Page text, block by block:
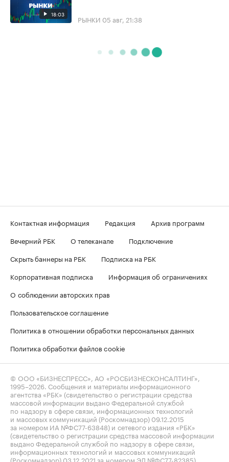
18:03 РЫНКИ 05 авг, 21:38
Контактная информация Редакция
Архив программ
Вечерний РБК
О телеканале
Подключение
Скрыть баннеры на РБК
Подписка на РБК
Корпоративная подписка
Информация об ограничениях
О соблюдении авторских прав
Пользовательское соглашение
Политика в отношении обработки персональных данных
Политика обработки файлов cookie
© ООО «БИЗНЕСПРЕСС», АО «РОСБИЗНЕСКОНСАЛТИНГ»,
1995–2026 . Сообщения и материалы информационного
агентства «РБК» (свидетельство о регистрации средства
массовой информации выдано Федеральной службой
по надзору в сфере связи, информационных технологий
и массовых коммуникаций (Роскомнадзор) 09.12.2015
за номером ИА №ФС77-63848) и сетевого издания «РБК»
(свидетельство о регистрации средства массовой информации
выдано Федеральной службой по надзору в сфере связи,
информационных технологий и массовых коммуникаций
(Роскомнадзор) 03.12.2021 за номером ЭЛ №ФС77-82385)